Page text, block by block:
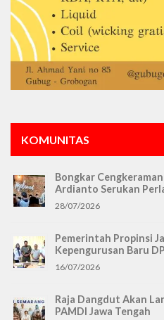
KOMUNITAS
Bongkar
Ardianto Serukan
28/07/2026
Pemerintah Propinsi
Kepengurusan Baru
16/07/2026
Raja Dangdut Akan
PAMDI Jawa Tengah